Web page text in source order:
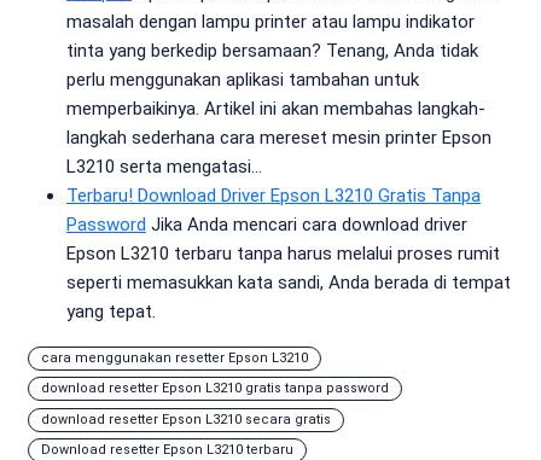
masalah dengan lampu printer atau lampu indikator
tinta yang berkedip bersamaan? Tenang, Anda tidak
perlu menggunakan aplikasi tambahan untuk
memperbaikinya. Artikel ini akan membahas langkah-
langkah sederhana cara mereset mesin printer Epson
L3210 serta mengatasi…
Terbaru! Download Driver Epson L3210 Gratis Tanpa
Password Jika Anda mencari cara download driver
Epson L3210 terbaru tanpa harus melalui proses rumit
seperti memasukkan kata sandi, Anda berada di tempat
yang tepat.
cara menggunakan resetter Epson L3210
download resetter Epson L3210 gratis tanpa password
download resetter Epson L3210 secara gratis
Download resetter Epson L3210 terbaru